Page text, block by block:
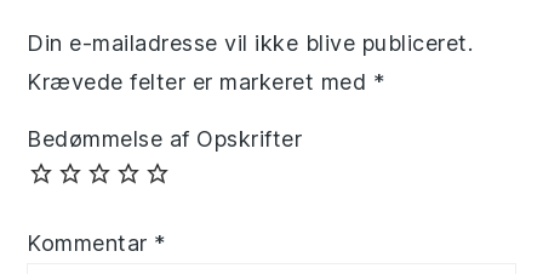
Din e-mailadresse vil ikke blive publiceret.
Krævede felter er markeret med *
Bedømmelse af Opskrifter
Kommentar *